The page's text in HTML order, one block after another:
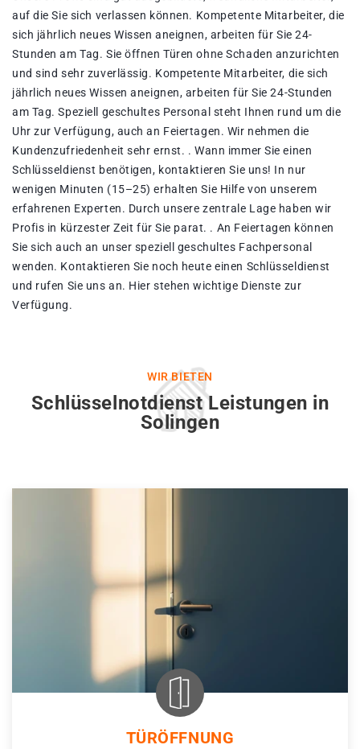
auf die Sie sich verlassen können. Kompetente Mitarbeiter, die
sich jährlich neues Wissen aneignen, arbeiten für Sie 24-
Stunden am Tag. Sie öffnen Türen ohne Schaden anzurichten
und sind sehr zuverlässig. Kompetente Mitarbeiter, die sich
jährlich neues Wissen aneignen, arbeiten für Sie 24-Stunden
am Tag. Speziell geschultes Personal steht Ihnen rund um die
Uhr zur Verfügung, auch an Feiertagen. Wir nehmen die
Kundenzufriedenheit sehr ernst. . Wann immer Sie einen
Schlüsseldienst benötigen, kontaktieren Sie uns! In nur
wenigen Minuten (15–25) erhalten Sie Hilfe von unserem
erfahrenen Experten. Durch unsere zentrale Lage haben wir
Profis in kürzester Zeit für Sie parat. . An Feiertagen können
Sie sich auch an unser speziell geschultes Fachpersonal
wenden. Kontaktieren Sie noch heute einen Schlüsseldienst
und rufen Sie uns an. Hier stehen wichtige Dienste zur
Verfügung.
WIR BIETEN
Schlüsselnotdienst Leistungen in
Solingen
TÜRÖFFNUNG